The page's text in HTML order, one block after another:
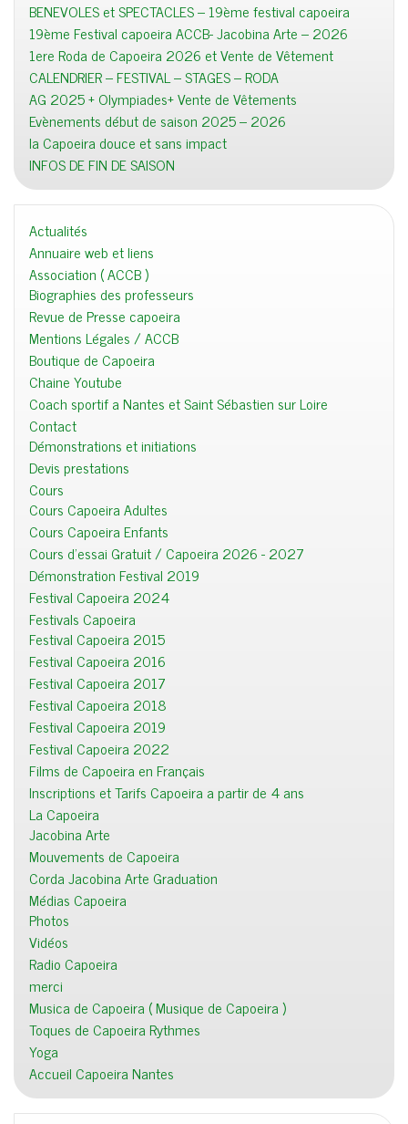
BENEVOLES et SPECTACLES – 19ème festival capoeira
19ème Festival capoeira ACCB- Jacobina Arte – 2026
1ere Roda de Capoeira 2026 et Vente de Vêtement
CALENDRIER – FESTIVAL – STAGES – RODA
AG 2025 + Olympiades+ Vente de Vêtements
Evènements début de saison 2025 – 2026
la Capoeira douce et sans impact
INFOS DE FIN DE SAISON
Actualités
Annuaire web et liens
Association ( ACCB )
Biographies des professeurs
Revue de Presse capoeira
Mentions Légales / ACCB
Boutique de Capoeira
Chaine Youtube
Coach sportif a Nantes et Saint Sébastien sur Loire
Contact
Démonstrations et initiations
Devis prestations
Cours
Cours Capoeira Adultes
Cours Capoeira Enfants
Cours d'essai Gratuit / Capoeira 2026 - 2027
Démonstration Festival 2019
Festival Capoeira 2024
Festivals Capoeira
Festival Capoeira 2015
Festival Capoeira 2016
Festival Capoeira 2017
Festival Capoeira 2018
Festival Capoeira 2019
Festival Capoeira 2022
Films de Capoeira en Français
Inscriptions et Tarifs Capoeira a partir de 4 ans
La Capoeira
Jacobina Arte
Mouvements de Capoeira
Corda Jacobina Arte Graduation
Médias Capoeira
Photos
Vidéos
Radio Capoeira
merci
Musica de Capoeira ( Musique de Capoeira )
Toques de Capoeira Rythmes
Yoga
Accueil Capoeira Nantes